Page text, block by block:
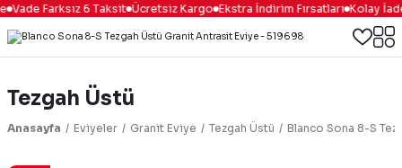
Vade Farksız 6 Taksit Ücretsiz Kargo Ekstra İndirim Fırsatları Kolay
Tezgah Üstü
Anasayfa Eviyeler Granit Eviye Tezgah Üstü Blanco Sona 8-S